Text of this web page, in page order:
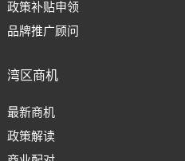
政策补贴申领
品牌推广顾问
湾区商机
最新商机
政策解读